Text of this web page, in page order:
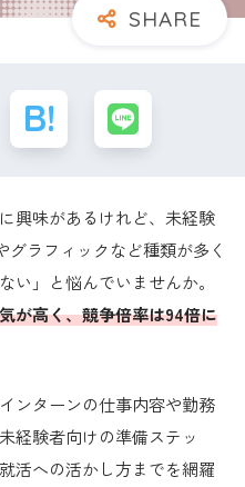
興味があるけれど、未経験
ラフィックなど種類が多く
い」と悩んでいませんか。
が高く、競争倍率は94倍に
ンターンの仕事内容や勤務
経験者向けの準備ステッ
活への活かし方までを網羅